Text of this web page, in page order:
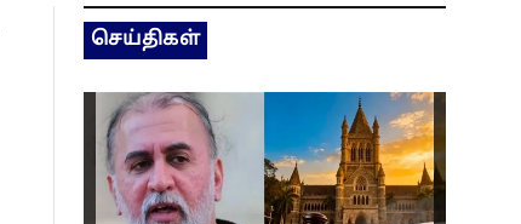
செய்திகள்